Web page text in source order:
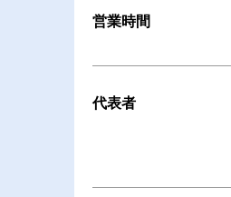
営業時間
代表者